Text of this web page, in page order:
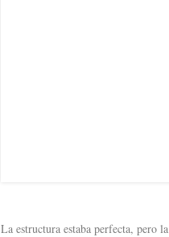
La estructura estaba perfecta, pero